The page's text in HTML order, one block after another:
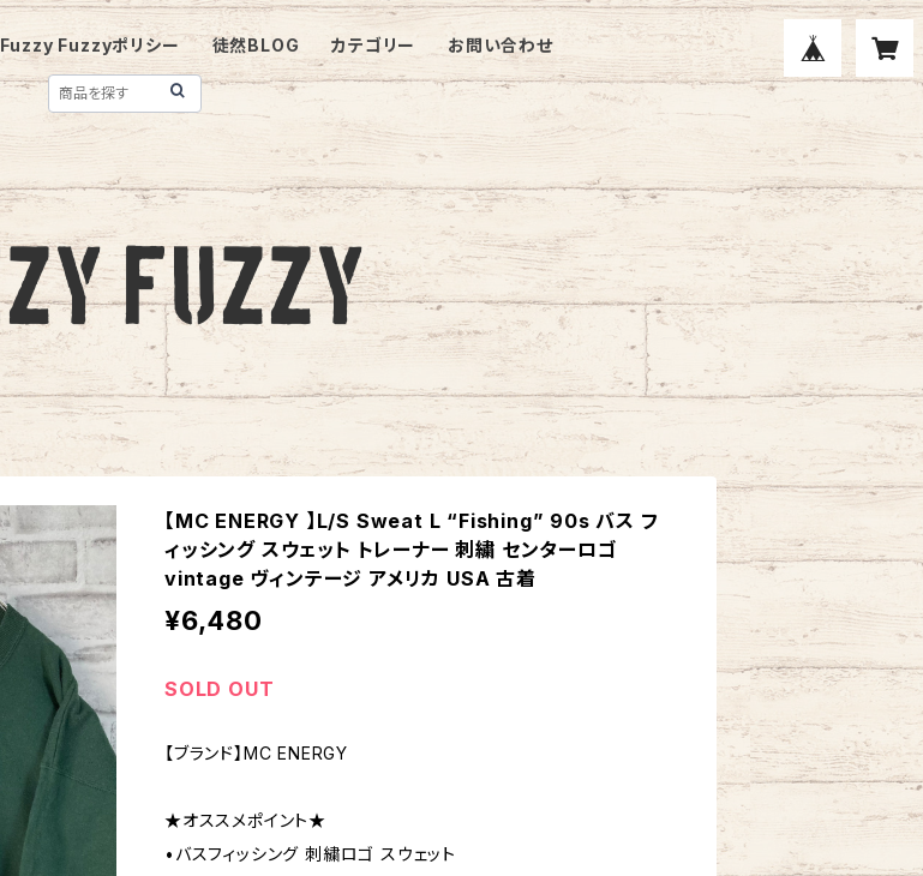
Fuzzy Fuzzyポリシー 徒然BLOG カテゴリー お問い合わせ
【MC ENERGY 】L/S Sweat L “Fishing” 90s バス フ
ィッシング スウェット トレーナー 刺繍 センターロゴ
vintage ヴィンテージ アメリカ USA 古着
¥6,480
SOLD OUT
【ブランド】MC ENERGY
★オススメポイント★
•バスフィッシング 刺繍ロゴ スウェット